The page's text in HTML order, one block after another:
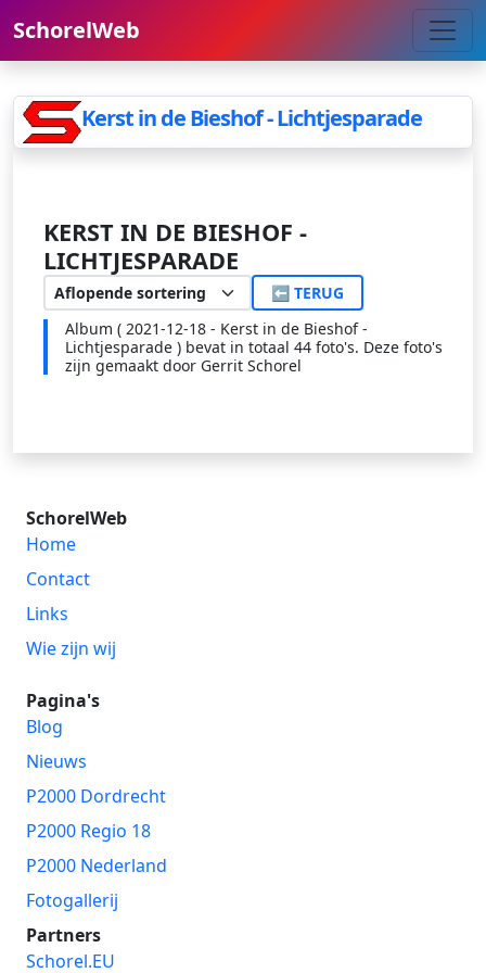
SchorelWeb
Kerst in de Bieshof - Lichtjesparade
KERST IN DE BIESHOF -
LICHTJESPARADE
⬅ TERUG
Album ( 2021-12-18 - Kerst in de Bieshof -
Lichtjesparade ) bevat in totaal 44 foto's. Deze foto's
zijn gemaakt door Gerrit Schorel
SchorelWeb
Home
Contact
Links
Wie zijn wij
Pagina's
Blog
Nieuws
P2000 Dordrecht
P2000 Regio 18
P2000 Nederland
Fotogallerij
Partners
Schorel.EU